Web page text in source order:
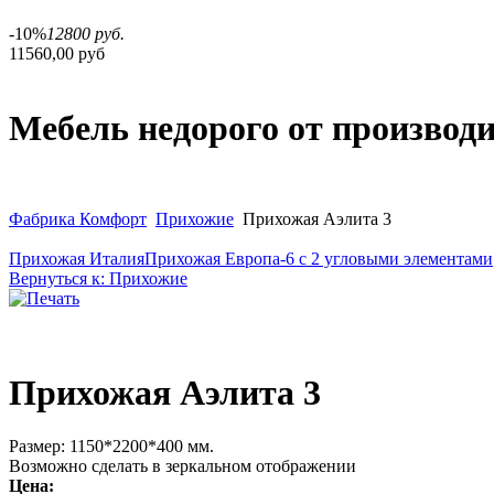
-10%12800 руб.
11560,00 руб
Мебель недорого от
Фабрика Комфорт Прихожие Прихожая Аэлита 3
Прихожая ИталияПрихожая Европа-6 с 2 угловыми элементами
Вернуться к: Прихожие
Прихожая Аэлита 3
Размер: 1150*2200*400 мм.
Возможно сделать в зеркальном отображении
Цена: